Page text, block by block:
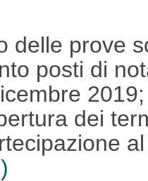
delle prove
posti di
dei